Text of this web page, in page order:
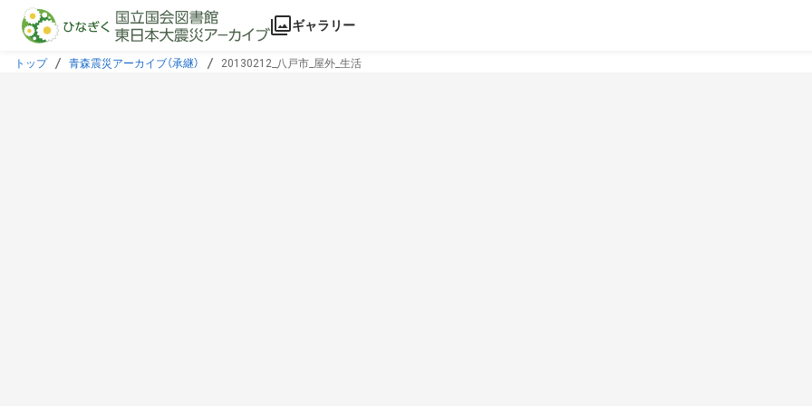
本文に飛ぶ
ギャラリー
トップ 青森震災アーカイブ（承継） 20130212_八戸市_屋外_生活